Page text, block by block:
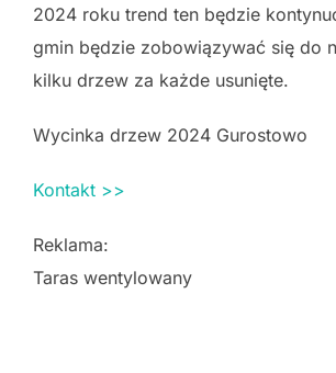
2024 roku trend ten będzie
gmin będzie zobowiązywać się do
kilku drzew za każde usunięte.
Wycinka drzew 2024 Gurostowo
Kontakt >>
Reklama:
Taras wentylowany